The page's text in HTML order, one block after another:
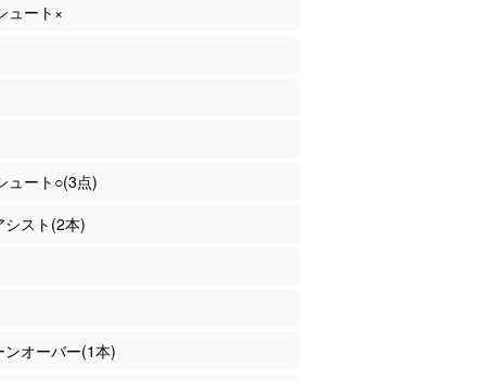
ュート×
ュート○(3点)
スト(2本)
オーバー(1本)